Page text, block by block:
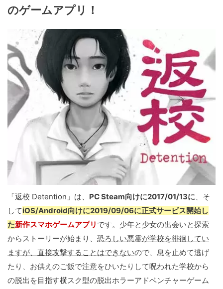
のゲームアプリ！
「返校 Detention」は、 PC Steam向けに2017/01/13に、そ
してiOS/Android向けに2019/09/06に正式サービス開始し
た新作スマホゲームアプリ です。少年と少女の出会いと探索
からストーリーが始まり、 恐ろしい悪霊が学校を徘徊してい
ますが、直接攻撃することはできないので、息を止めて逃げ
たり、お供えのご飯で注意をひいたりして呪われた学校から
の脱出を目指す横スク型の脱出ホラーアドベンチャーゲーム